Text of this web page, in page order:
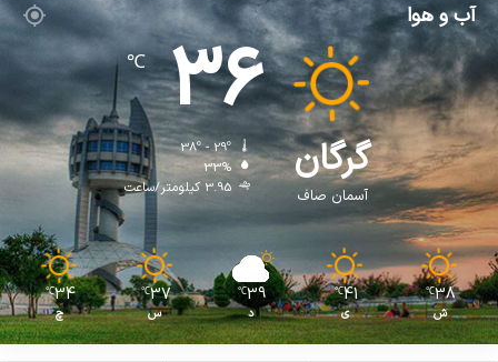
م
ز
ص
ا
ن
ت
ا
ز
ح
ق
و
ق
ف
آب و هوا
گرگان
آسمان صاف
36
℃
38º - 29º
33%
3.95 کیلومتر/ساعت
38
℃
ش
41
℃
ی
39
℃
د
37
℃
س
34
℃
چ